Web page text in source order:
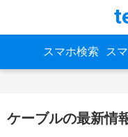
スマホ検索 ス
ケーブルの最新情